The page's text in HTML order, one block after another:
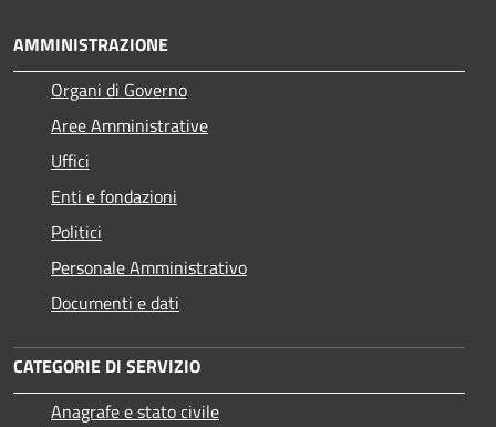
AMMINISTRAZIONE
Organi di Governo
Aree Amministrative
Uffici
Enti e fondazioni
Politici
Personale Amministrativo
Documenti e dati
CATEGORIE DI SERVIZIO
Anagrafe e stato civile